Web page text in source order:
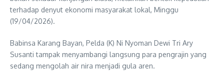
terhadap denyut ekonomi masyarakat lokal, Minggu
(19/04/2026).
Babinsa Karang Bayan, Pelda (K) Ni Nyoman Dewi Tri Ary
Susanti tampak menyambangi langsung para pengrajin yang
sedang mengolah air nira menjadi gula aren.